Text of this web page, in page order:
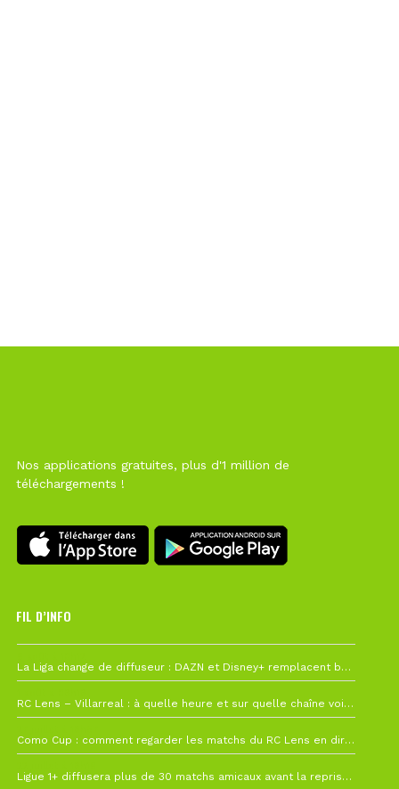
Nos applications gratuites, plus d'1 million de
téléchargements !
FIL D’INFO
La Liga change de diffuseur : DAZN et Disney+ remplacent beIN Sports !
RC Lens – Villarreal : à quelle heure et sur quelle chaîne voir la finale de la Como Cup ?
Como Cup : comment regarder les matchs du RC Lens en direct ?
Ligue 1+ diffusera plus de 30 matchs amicaux avant la reprise de la Ligue 1